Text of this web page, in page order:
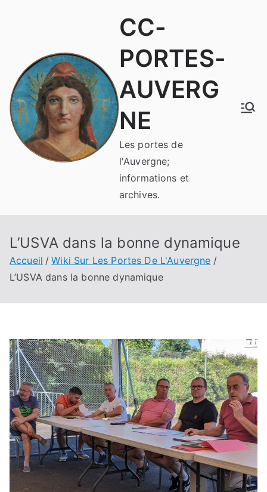
CC-
PORTES-
AUVERG
NE
Les portes de
l'Auvergne;
informations et
archives.
L’USVA dans la bonne dynamique
Accueil
Wiki Sur Les Portes De L'Auvergne
L’USVA dans la bonne dynamique